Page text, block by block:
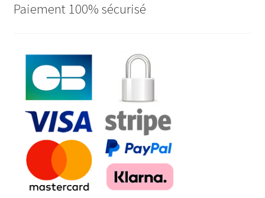
Paiement 100% sécurisé